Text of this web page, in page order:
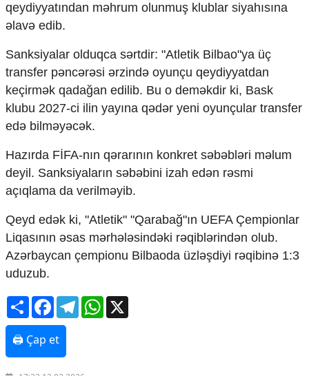
Elm və təhsil
Mədəniyyət
Diaspor
Yüksəliş hekayəsi
Mədəniyyətimizin Zəfəri
Zəfər Diasporu
Səhiyyə
Ailə və uşaq
Turizm
İqtisadiyyat
İqtisadi xəbərlər
Neft-qaz
Əmək və sosial siyasət
Kənd təsərrüfatı
Hərbi sənaye
Telekommunikasiya və nəqliyyat
COP29
Cəmiyyət
Crossmedia.az - 1 yaş
Siyasət
qeydiyyatından məhrum olunmuş klublar siyahısına
əlavə edib.
Sanksiyalar olduqca sərtdir: "Atletik Bilbao"ya üç
transfer pəncərəsi ərzində oyunçu qeydiyyatdan
keçirmək qadağan edilib. Bu o deməkdir ki, Bask
klubu 2027-ci ilin yayına qədər yeni oyunçular transfer
edə bilməyəcək.
Hazırda FİFA-nın qərarının konkret səbəbləri məlum
deyil. Sanksiyaların səbəbini izah edən rəsmi
açıqlama da verilməyib.
Qeyd edək ki, "Atletik" "Qarabağ"ın UEFA Çempionlar
Liqasının əsas mərhələsindəki rəqiblərindən olub.
Azərbaycan çempionu Bilbaoda üzləşdiyi rəqibinə 1:3
uduzub.
ShareFacebookTelegramWhatsApp
🖨 Çap et